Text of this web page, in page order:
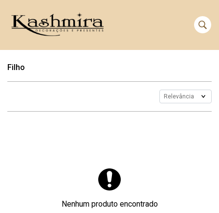
Filho
Nenhum produto encontrado